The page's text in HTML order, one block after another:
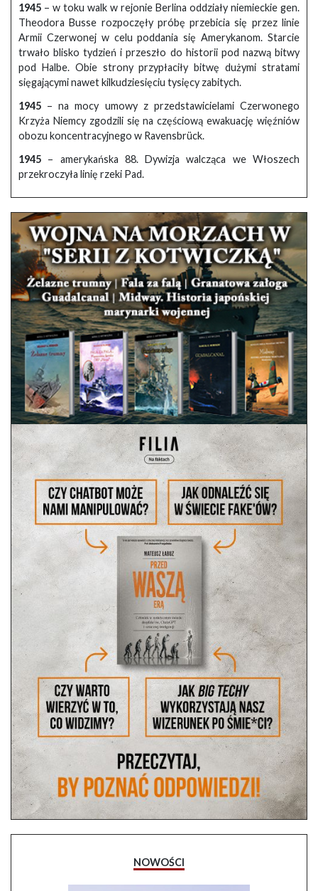
1945 – w toku walk w rejonie Berlina oddziały niemieckie gen.
Theodora Busse rozpoczęły próbę przebicia się przez linie
Armii Czerwonej w celu poddania się Amerykanom. Starcie
trwało blisko tydzień i przeszło do historii pod nazwą bitwy
pod Halbe. Obie strony przypłaciły bitwę dużymi stratami
sięgającymi nawet kilkudziesięciu tysięcy zabitych.
1945 – na mocy umowy z przedstawicielami Czerwonego
Krzyża Niemcy zgodzili się na częściową ewakuację więźniów
obozu koncentracyjnego w Ravensbrück.
1945 – amerykańska 88. Dywizja walcząca we Włoszech
przekroczyła linię rzeki Pad.
NOWOŚCI